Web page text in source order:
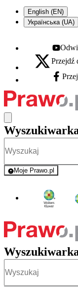
English (EN)
Українська (UA)
Youtube -
X - otwiera się w
Przejdź
Facebook
Moje Prawo.pl
- rejestracja i